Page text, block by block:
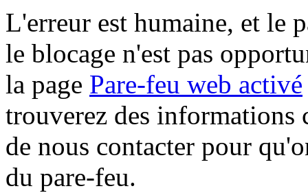
L'erreur est humaine, et le
le blocage n'est pas
la page Pare-feu web activé
trouverez des informations
de nous contacter pour
du pare-feu.